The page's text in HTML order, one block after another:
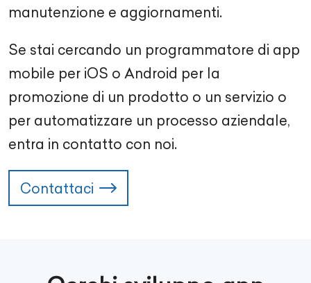
manutenzione e aggiornamenti.
Se stai cercando un programmatore di app
mobile per iOS o Android per la
promozione di un prodotto o un servizio o
per automatizzare un processo aziendale,
entra in contatto con noi.
Contattaci